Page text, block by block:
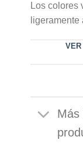
Los colores
VER
Más